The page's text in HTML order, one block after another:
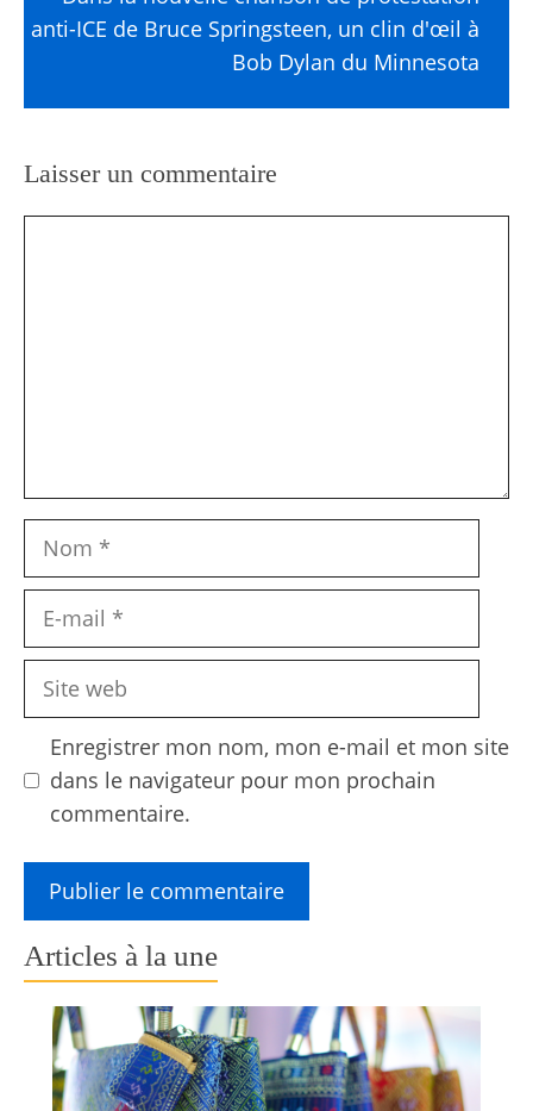
anti-ICE de Bruce Springsteen, un clin d'œil à
Bob Dylan du Minnesota
Laisser un commentaire
Nom
Site
Enregistrer mon nom, mon e-mail et mon site
dans le navigateur pour mon prochain
commentaire.
Articles à la une